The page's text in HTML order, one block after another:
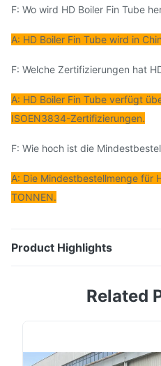
F: Wo wird HD Boiler Fin Tube
A: HD Boiler Fin Tube wird in
F: Welche Zertifizierungen hat
A: HD Boiler Fin Tube verfügt
ISOEN3834-Zertifizierungen.
F: Wie hoch ist die
A: Die Mindestbestellmenge für
TONNEN.
Product Highlights
Stahlflossen ist einRelated